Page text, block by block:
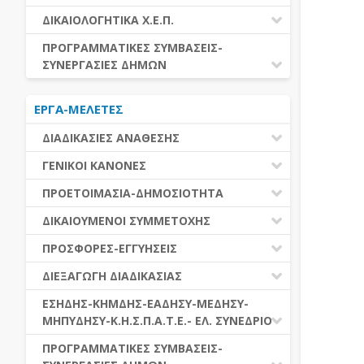
ΕΚΤΕΛΕΣΗ ΥΠΗΡΕΣΙΩΝ
ΕΚΤΕΛΕΣΗ ΠΡΟΜΗΘΕΙΩΝ
ΕΑΑΔΗΣΥ
ΕΑΔΗΣΥ
ΕΛ.ΣΥΝΕΔΡΙΟ
ΕΣΗΔΗΣ
ΔΙΚΑΙΟΛΟΓΗΤΙΚΑ Χ.Ε.Π.
ΔΙΚΑΙΟΛΟΓΗΤΙΚΑ Χ.Ε.Π.
ΠΡΟΓΡΑΜΜΑΤΙΚΕΣ ΣΥΜΒΑΣΕΙΣ-
ΣΥΝΕΡΓΑΣΙΕΣ ΔΗΜΩΝ
ΔΙΕΘΝΕΣ ΚΑΙ ΕΥΡΩΠΑΙΚΟ ΕΠΙΠΕΔΟ
ΠΡΟΓΡΑΜΜΑΤΙΚΕΣ ΣΥΜΒΑΣΕΙΣ
ΕΡΓΑ-ΜΕΛΕΤΕΣ
ΔΙΑΔΙΚΑΣΙΕΣ ΑΝΑΘΕΣΗΣ
ΔΙΑΔΙΚΑΣΙΕΣ ΑΝΑΘΕΣΗΣ
ΣΥΓΚΕΝΤΡΩΤΙΚΕΣ ΔΙΑΔΙΚΑΣΙΕΣ
ΑΝΑΘΕΣΗΣ
ΠΙΝΑΚΕΣ ΔΗΜΟΣΝΕΤ
ΓΕΝΙΚΟΙ ΚΑΝΟΝΕΣ
ΠΕΔΙΟ ΕΦΑΡΜΟΓΗΣ-ΕΝΑΡΞΗ ΙΣΧΥΟΣ
ΗΛΕΚΤΡΟΝΙΚΑ ΜΕΣΑ
ΓΕΝΙΚΕΣ ΑΡΧΕΣ ΚΑΙ ΚΑΝΟΝΕΣ
ΑΞΙΑ ΣΥΜΒΑΣΗΣ
ΕΙΔΗ ΣΥΜΒΑΣΕΩΝ
ΔΙΑΦΟΡΑ
ΠΡΟΕΤΟΙΜΑΣΙΑ-ΔΗΜΟΣΙΟΤΗΤΑ
ΓΝΩΜΟΔΟΤΙΚΑ ΟΡΓΑΝΑ-ΕΠΙΤΡΟΠΕΣ
ΠΡΟΕΤΟΙΜΑΣΙΑ
ΕΓΓΡΑΦΑ ΤΗΣ ΣΥΜΒΑΣΗΣ
ΔΗΜΟΣΙΕΥΣΕΙΣ
ΕΝΑΡΞΗ-ΠΡΟΘΕΣΜΙΕΣ
ΔΙΚΑΙΟΥΜΕΝΟΙ ΣΥΜΜΕΤΟΧΗΣ
ΔΙΚΑΙΟΥΜΕΝΟΙ ΣΥΜΜΕΤΟΧΗΣ
ΚΡΙΤΗΡΙΑ ΕΠΙΛΟΓΗΣ
ΛΟΓΟΙ ΑΠΟΚΛΕΙΣΜΟΥ
ΔΙΚΑΙΟΛΟΓΗΤΙΚΑ ΛΟΓΩΝ
ΑΠΟΚΛΕΙΣΜΟΥ & ΚΡΙΤΗΡΙΩΝ
ΕΠΙΛΟΓΗΣ
ΕΕΕΣ
ΠΡΟΣΦΟΡΕΣ-ΕΓΓΥΗΣΕΙΣ
ΕΓΓΥΗΣΕΙΣ
ΠΡΟΣΦΟΡΕΣ
ΔΙΕΞΑΓΩΓΗ ΔΙΑΔΙΚΑΣΙΑΣ
ΑΞΙΟΛΟΓΗΣΗ ΚΑΙ ΑΝΑΘΕΣΗ
ΑΠΟΤΕΛΕΣΜΑ ΔΙΑΔΙΚΑΣΙΑΣ
ΠΡΟΣΦΥΓΕΣ-ΕΝΣΤΑΣΕΙΣ
ΕΣΗΔΗΣ-ΚΗΜΔΗΣ-ΕΑΔΗΣΥ-ΜΕΔΗΣΥ-
ΜΗΠΥΔΗΣΥ-Κ.Η.Σ.Π.Α.Τ.Ε.- ΕΛ. ΣΥΝΕΔΡΙΟ
ΕΑΑΔΗΣΥ
ΠΡΟΓΡΑΜΜΑΤΙΚΕΣ ΣΥΜΒΑΣΕΙΣ-